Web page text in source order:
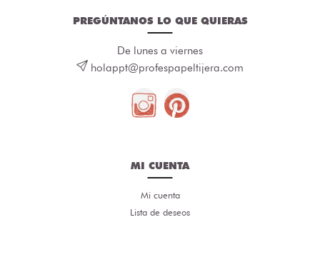
PREGÚNTANOS LO QUE QUIERAS
De lunes a viernes
holappt@profespapeltijera.com
MI CUENTA
Mi cuenta
Lista de deseos